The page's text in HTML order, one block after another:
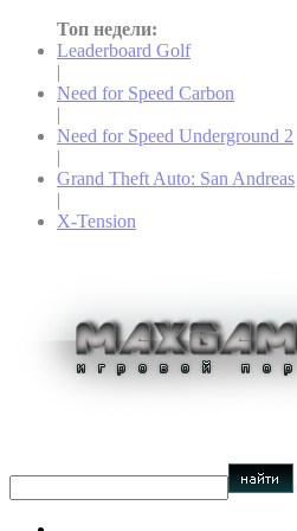
Топ недели:
Leaderboard Golf
|
Need for Speed Carbon
|
Need for Speed Underground 2
|
Grand Theft Auto: San Andreas
|
X-Tension